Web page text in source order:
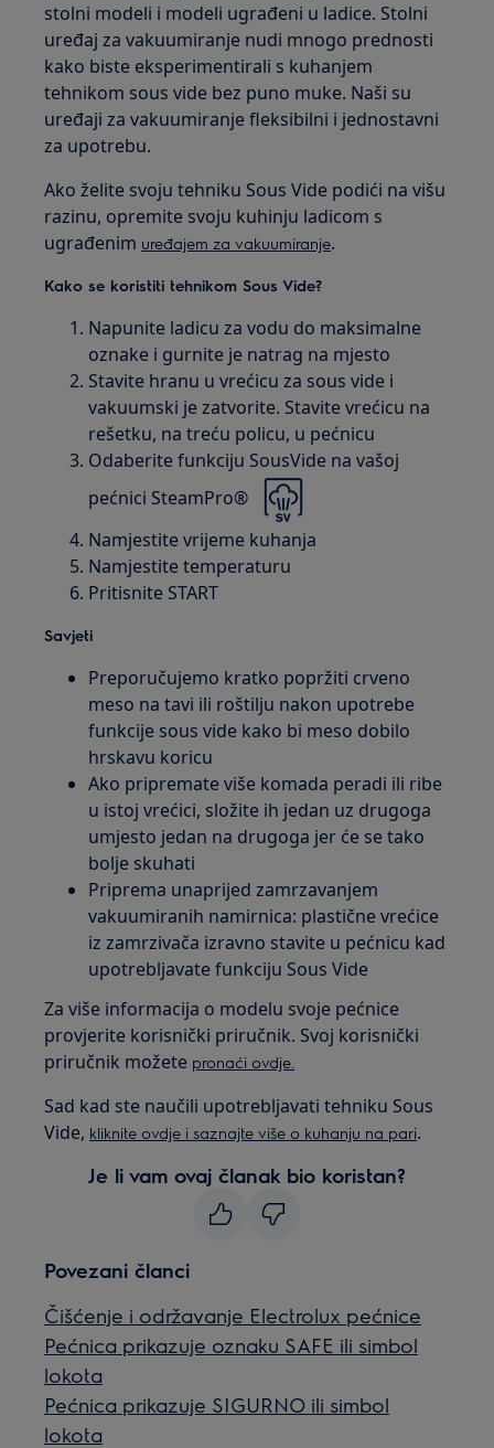
stolni modeli i modeli ugrađeni u ladice. Stolni
uređaj za vakuumiranje nudi mnogo prednosti
kako biste eksperimentirali s kuhanjem
tehnikom sous vide bez puno muke. Naši su
uređaji za vakuumiranje fleksibilni i jednostavni
za upotrebu.
Ako želite svoju tehniku Sous Vide podići na višu
razinu, opremite svoju kuhinju ladicom s
ugrađenim uređajem za vakuumiranje.
Kako se koristiti tehnikom Sous Vide?
Napunite ladicu za vodu do maksimalne
oznake i gurnite je natrag na mjesto
Stavite hranu u vrećicu za sous vide i
vakuumski je zatvorite. Stavite vrećicu na
rešetku, na treću policu, u pećnicu
Odaberite funkciju SousVide na vašoj
pećnici SteamPro®
Namjestite vrijeme kuhanja
Namjestite temperaturu
Pritisnite START
Savjeti
Preporučujemo kratko popržiti crveno
meso na tavi ili roštilju nakon upotrebe
funkcije sous vide kako bi meso dobilo
hrskavu koricu
Ako pripremate više komada peradi ili ribe
u istoj vrećici, složite ih jedan uz drugoga
umjesto jedan na drugoga jer će se tako
bolje skuhati
Priprema unaprijed zamrzavanjem
vakuumiranih namirnica: plastične vrećice
iz zamrzivača izravno stavite u pećnicu kad
upotrebljavate funkciju Sous Vide
Za više informacija o modelu svoje pećnice
provjerite korisnički priručnik. Svoj korisnički
priručnik možete pronaći ovdje.
Sad kad ste naučili upotrebljavati tehniku Sous
Vide, kliknite ovdje i saznajte više o kuhanju na pari.
Je li vam ovaj članak bio koristan?
Povezani članci
Čišćenje i održavanje Electrolux pećnice
Pećnica prikazuje oznaku SAFE ili simbol
lokota
Pećnica prikazuje SIGURNO ili simbol
lokota